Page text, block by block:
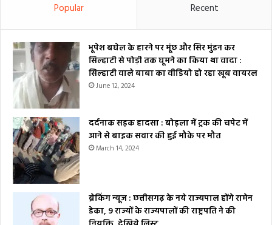
Popular Recent
भूपेश बघेल के हारने पर मूंछ और सिर मुंडन कर
सिल्हाटी से पोड़ी तक घूमने का किया था वादा :
सिल्हाटी वाले बाबा का वीडियो हो रहा खूब वायरल
June 12, 2024
दर्दनाक सड़क हादसा : बोड़ला में ट्रक की चपेट में
आने से बाइक सवार की हुई मौके पर मौत
March 14, 2024
ब्रेकिंग न्यूज : छत्तीसगढ़ के नये राज्यपाल होंगे रामेन
डेका, 9 राज्यों के राज्यपालों की राष्ट्रपति ने की